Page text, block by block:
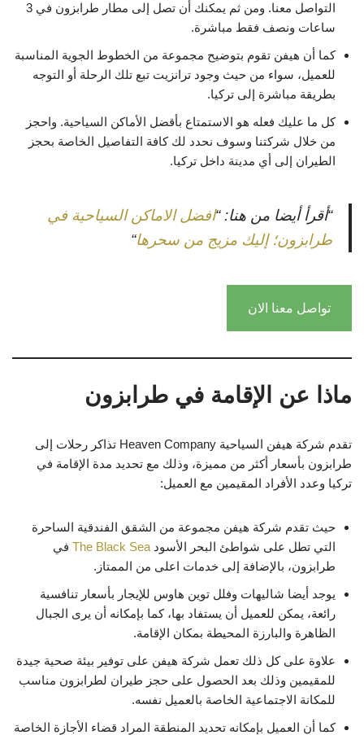
التواصل معنا. ومن ثم يمكنك أن تصل إلى مطار طرابزون في 3
ساعات ونصف فقط مباشرة.
كما أن هيفن تقوم بتوضيح مجموعة من الخطوط الجوية المناسبة
للعميل، سواء من حيث وجود ترانزيت تبع تلك الرحلة أو التوجه
بطريقة مباشرة إلى تركيا.
كل ما عليك فعله هو الاستمتاع بأقضل الأماكن السياحية. واحجز
من خلال شركتنا وسوف نحدد لك كافة التفاصيل الخاصة بحجز
الطيران إلى أي مدينة داخل تركيا.
“أقرأ أيضا من هنا: “افضل الاماكن السياحية في
طرابزون؛ إليك مزيج من سحرها“
تواصل معنا الان
ماذا عن الإقامة في طرابزون
تقدم شركة هيفن السياحية Heaven Company تذاكر رحلات إلى
طرابزون بأسعار أكثر من مميزة، وذلك مع تحديد مدة الإقامة في
تركيا وعدد الأفراد المقيمين مع العميل:
حيث تقدم شركة هيفن مجموعة من الشقق الفندقية الساحرة
التي تطل على شواطئ البحر الأسود The Black Sea في
طرابزون، بالإضافة إلى خدمات اعلى من الممتاز.
يوجد أيضا شاليهات وفلل توين هاوس للإيجار بأسعار تنافسية
رائعة، يمكن للعميل أن يستفاد بها، كما بإمكانه أن يرى الجبال
الظاهرة والبارزة المحيطة بمكان الإقامة.
علاوة على كل ذلك تعمل شركة هيفن على توفير بيئة صحية جيدة
للمقيمين وذلك بعد الحصول على حجز طيران لطرابزون مناسب
للمكانة الاجتماعية الخاصة بالعميل نفسه.
كما أن العميل بإمكانه تحديد المنطقة المراد قضاء الأجازة الخاصة